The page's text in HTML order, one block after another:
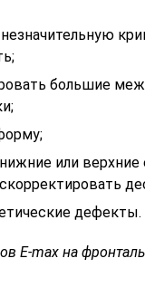
большие
или
дефекты.
E-max на